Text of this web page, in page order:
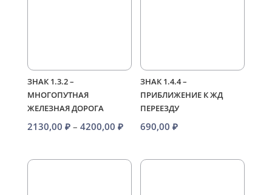
ЗНАК 1.3.2 –
МНОГОПУТНАЯ
ЖЕЛЕЗНАЯ ДОРОГА
2130,00 ₽ – 4200,00 ₽Диапазон
2130,00 ₽
ЗНАК 1.4.4 –
ПРИБЛИЖЕНИЕ К ЖД
ПЕРЕЕЗДУ
690,00₽